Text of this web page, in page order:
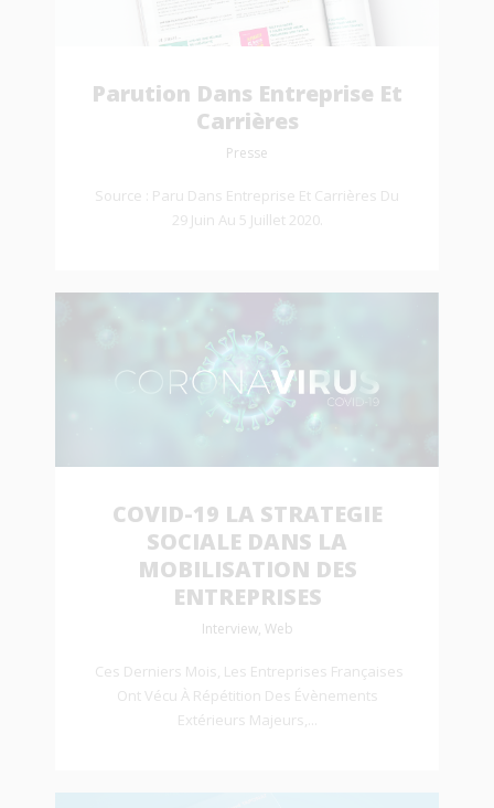
Parution Dans Entreprise Et
Carrières
Presse
Source : Paru Dans Entreprise Et Carrières Du
29 Juin Au 5 Juillet 2020.
COVID-19 LA STRATEGIE
SOCIALE DANS LA
MOBILISATION DES
ENTREPRISES
Interview, Web
Ces Derniers Mois, Les Entreprises Françaises
Ont Vécu À Répétition Des Évènements
Extérieurs Majeurs,...